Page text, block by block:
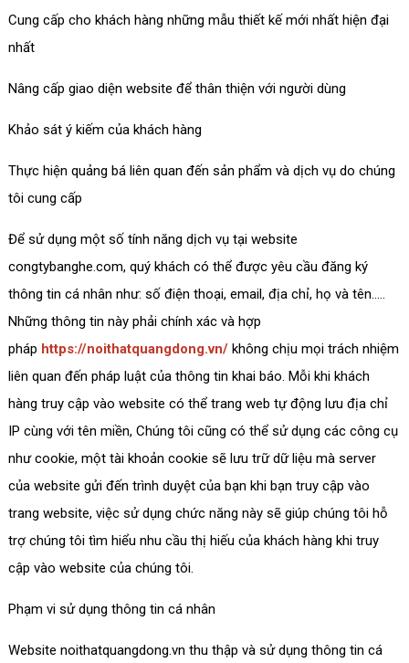
Cung cấp cho khách hàng những mẫu thiết kế mới nhất hiện đại
nhất
Nâng cấp giao diện website để thân thiện với người dùng
Khảo sát ý kiếm của khách hàng
Thực hiện quảng bá liên quan đến sản phẩm và dịch vụ do chúng
tôi cung cấp
Để sử dụng một số tính năng dịch vụ tại website
congtybanghe.com, quý khách có thể được yêu cầu đăng ký
thông tin cá nhân như: số điện thoại, email, địa chỉ, họ và tên…..
Những thông tin này phải chính xác và hợp
pháp https://noithatquangdong.vn/không chịu mọi trách nhiệm
liên quan đến pháp luật của thông tin khai báo. Mỗi khi khách
hàng truy cập vào website có thể trang web tự động lưu địa chỉ
IP cùng với tên miền, Chúng tôi cũng có thể sử dụng các công cụ
như cookie, một tài khoản cookie sẽ lưu trữ dữ liệu mà server
của website gửi đến trình duyệt của bạn khi bạn truy cập vào
trang website, việc sử dụng chức năng này sẽ giúp chúng tôi hỗ
trợ chúng tôi tìm hiểu nhu cầu thị hiếu của khách hàng khi truy
cập vào website của chúng tôi.
Phạm vi sử dụng thông tin cá nhân
Website noithatquangdong.vn thu thập và sử dụng thông tin cá